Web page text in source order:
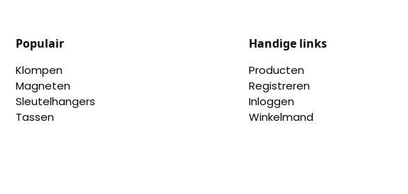
Populair
Klompen
Magneten
Sleutelhangers
Tassen
Handige links
Producten
Registreren
Inloggen
Winkelmand